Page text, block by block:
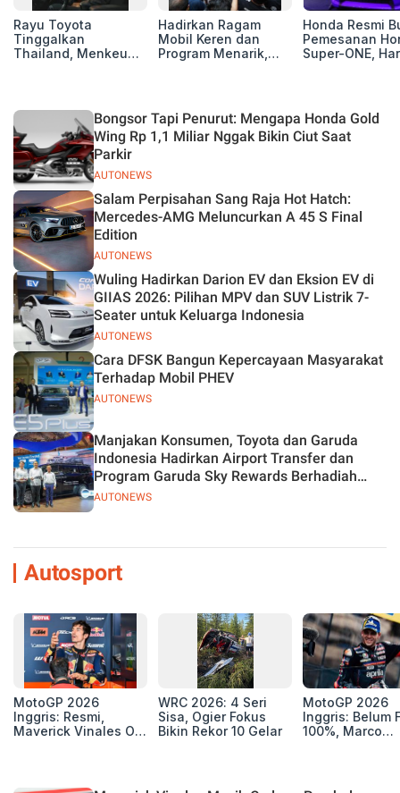
Rayu Toyota
Tinggalkan
Thailand, Menkeu
Basis Produksi
ASEAN
Hadirkan Ragam
Mobil Keren dan
Program Menarik,
Honda Resmi
Pemesanan
Super-ONE,
AUTONEWS
Bongsor Tapi Penurut: Mengapa Honda Gold
Wing Rp 1,1 Miliar Nggak Bikin Ciut Saat
Parkir
AUTONEWS
Salam Perpisahan Sang Raja Hot Hatch:
Mercedes-AMG Meluncurkan A 45 S Final
Edition
AUTONEWS
Wuling Hadirkan Darion EV dan Eksion EV di
GIIAS 2026: Pilihan MPV dan SUV Listrik 7-
Seater untuk Keluarga Indonesia
AUTONEWS
Cara DFSK Bangun Kepercayaan Masyarakat
Terhadap Mobil PHEV
AUTONEWS
Manjakan Konsumen, Toyota dan Garuda
Indonesia Hadirkan Airport Transfer dan
Program Garuda Sky Rewards Berhadiah
Hybrid EV
Autosport
MotoGP 2026
Inggris: Resmi,
Maverick Vinales Out
Selanjutnya Belum
WRC 2026: 4 Seri
Sisa, Ogier Fokus
Bikin Rekor 10 Gelar
MotoGP 2026
Inggris: Belum
100%, Marco
GP